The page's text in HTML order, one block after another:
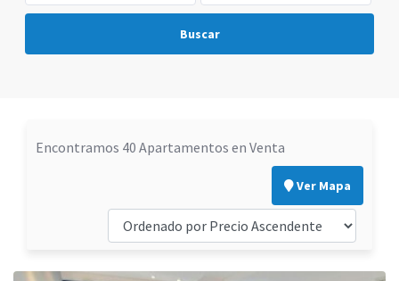
Buscar
Encontramos 40 Apartamentos en Venta
Ver Mapa